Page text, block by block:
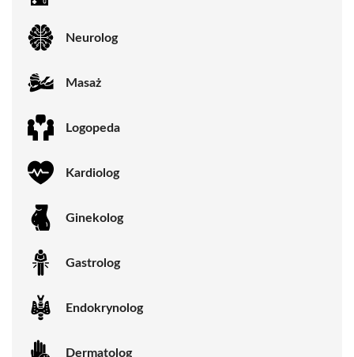
Neurolog
Masaż
Logopeda
Kardiolog
Ginekolog
Gastrolog
Endokrynolog
Dermatolog